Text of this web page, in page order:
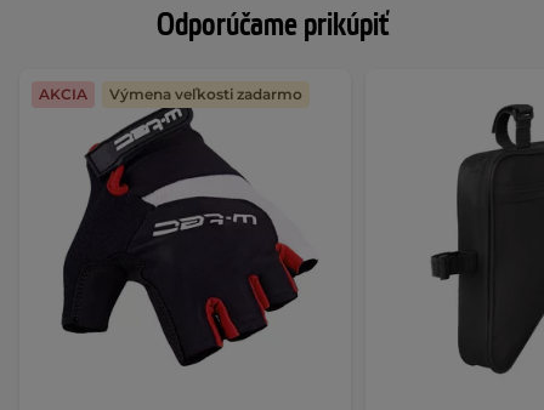
Odporúčame prikúpiť
AKCIA Výmena veľkosti zadarmo